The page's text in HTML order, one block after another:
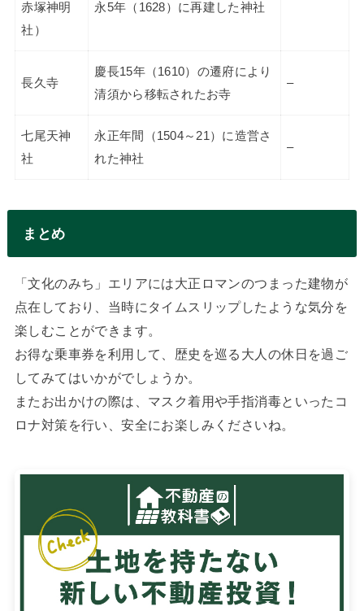
赤塚神明
社）
永5年（1628）に再建した神社
長久寺
慶長15年（1610）の遷府により
清須から移転されたお寺
–
七尾天神
社
永正年間（1504～21）に造営さ
れた神社
–
まとめ
「文化のみち」エリアには大正ロマンのつまった建物が
点在しており、当時にタイムスリップしたような気分を
楽しむことができます。
お得な乗車券を利用して、歴史を巡る大人の休日を過ご
してみてはいかがでしょうか。
またお出かけの際は、マスク着用や手指消毒といったコ
ロナ対策を行い、安全にお楽しみくださいね。